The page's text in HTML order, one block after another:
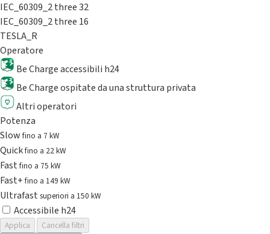
IEC_60309_2 three 32
IEC_60309_2 three 16
TESLA_R
Operatore
Be Charge accessibili h24
Be Charge ospitate da una struttura privata
Altri operatori
Potenza
Slowfino a 7 kW
Quickfino a 22 kW
Fastfino a 75 kW
Fast+fino a 149 kW
Ultrafast superiori a 150 kW
Accessibile h24
Applica
Cancella filtri